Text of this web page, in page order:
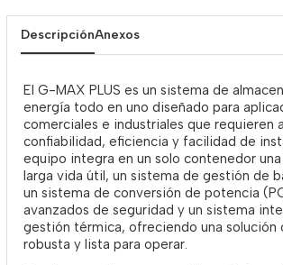
DescripciónAnexos
El G-MAX PLUS es un sistema de
energía todo en uno diseñado para
comerciales e industriales que requieren
confiabilidad, eficiencia y facilidad de
equipo integra en un solo contenedor
larga vida útil, un sistema de gestión de
un sistema de conversión de potencia
avanzados de seguridad y un sistema
gestión térmica, ofreciendo una solución
robusta y lista para operar.